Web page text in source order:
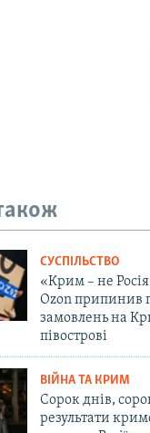
СУСПІЛЬСТВО
«Крим – не
Ozon припинив
замовлень на
півострові
ВІЙНА ТА КРИМ
Сорок днів,
результати